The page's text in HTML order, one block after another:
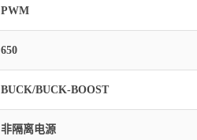
PWM
650
BUCK/BUCK-BOOST
非隔离电源